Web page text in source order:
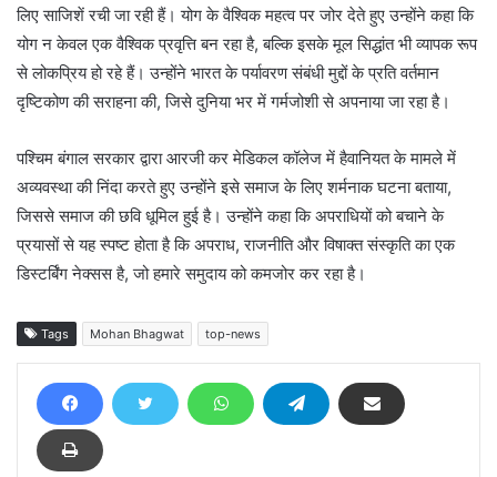
लिए साजिशें रची जा रही हैं। योग के वैश्विक महत्व पर जोर देते हुए उन्होंने कहा कि
योग न केवल एक वैश्विक प्रवृत्ति बन रहा है, बल्कि इसके मूल सिद्धांत भी व्यापक रूप
से लोकप्रिय हो रहे हैं। उन्होंने भारत के पर्यावरण संबंधी मुद्दों के प्रति वर्तमान
दृष्टिकोण की सराहना की, जिसे दुनिया भर में गर्मजोशी से अपनाया जा रहा है।
पश्चिम बंगाल सरकार द्वारा आरजी कर मेडिकल कॉलेज में हैवानियत के मामले में
अव्यवस्था की निंदा करते हुए उन्होंने इसे समाज के लिए शर्मनाक घटना बताया,
जिससे समाज की छवि धूमिल हुई है। उन्होंने कहा कि अपराधियों को बचाने के
प्रयासों से यह स्पष्ट होता है कि अपराध, राजनीति और विषाक्त संस्कृति का एक
डिस्टर्बिंग नेक्सस है, जो हमारे समुदाय को कमजोर कर रहा है।
Tags Mohan Bhagwat top-news